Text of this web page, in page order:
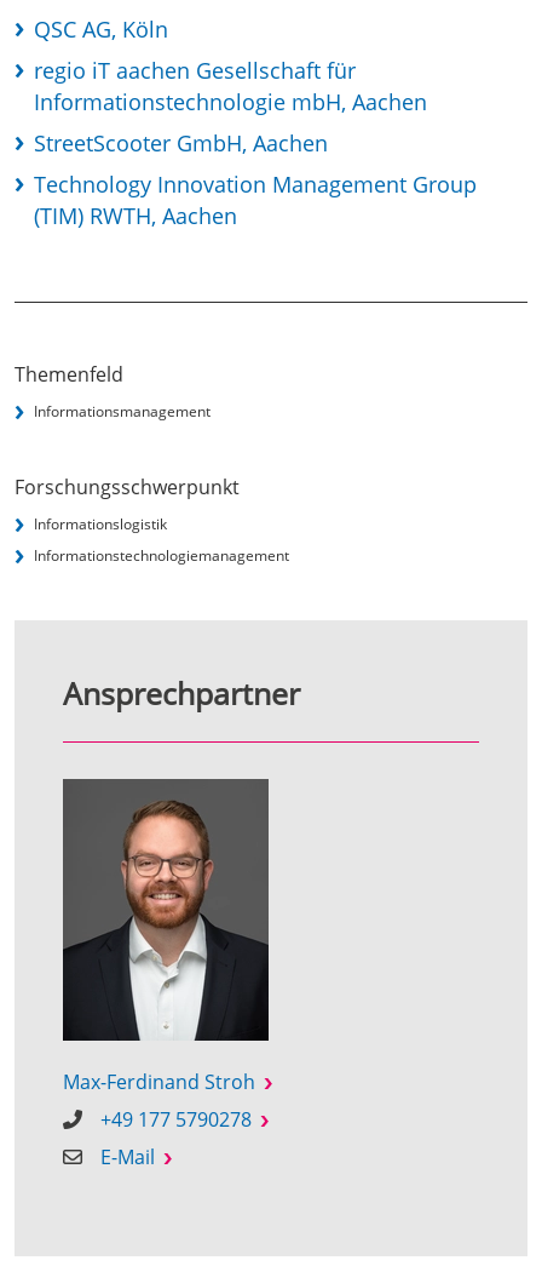
QSC AG, Köln
regio iT aachen Gesellschaft für
Informationstechnologie mbH, Aachen
StreetScooter GmbH, Aachen
Technology Innovation Management Group
(TIM) RWTH, Aachen
Themenfeld
Informationsmanagement
Forschungsschwerpunkt
Informationslogistik
Informationstechnologie­management
Ansprechpartner
Max-Ferdinand Stroh
+49 177 5790278
E-Mail